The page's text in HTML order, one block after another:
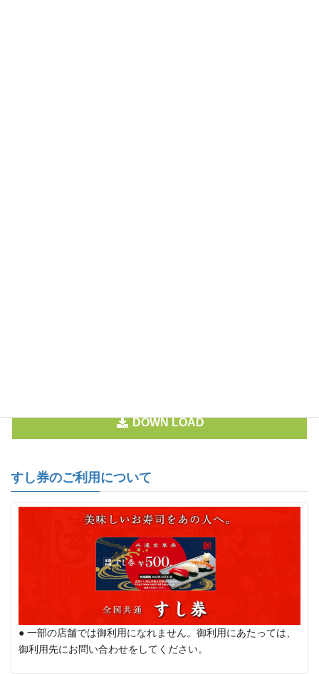
DOWN LOAD
すし券のご利用について
● 一部の店舗では御利用になれません。御利用にあたっては、
御利用先にお問い合わせをしてください。